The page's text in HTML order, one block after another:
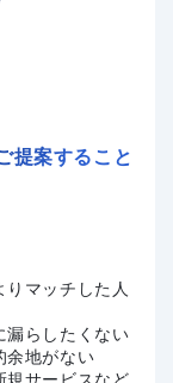
提案すること
マッチした人
漏らしたくない
余地がない